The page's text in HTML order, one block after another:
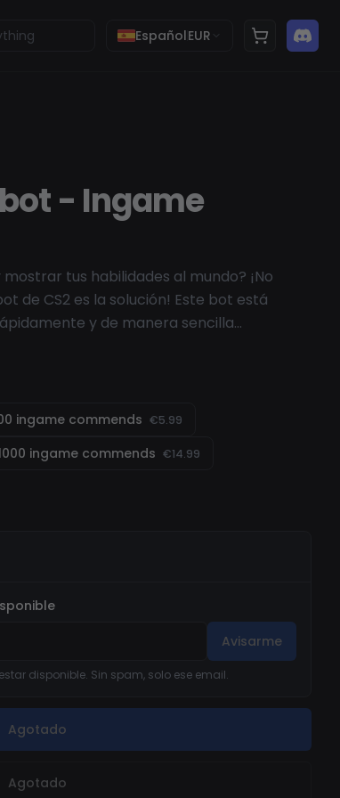
EspañolEUR
- Ingame
tus habilidades al mundo? ¡No
de CS2 es la solución! Este bot está
y de manera sencilla
en el juego, incluyendo ser
mejorando tu perfil y reputación
ingame commends €5.99
ingame commends €14.99
Avisarme
disponible. Sin spam, solo ese email.
Agotado
Agotado